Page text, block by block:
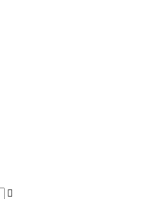
